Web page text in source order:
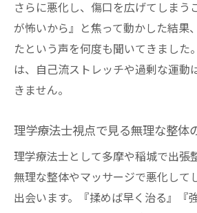
整体施術で変わる日常生活
稲城市の整体で実感するサ
四十肩・五十肩は関節包炎症
理学療法士と整体師が語る
稲城の整体で学ぶ正しい
四十肩五十肩を整体で悪
肩こり改善へ肩甲骨のロック
さらに悪化し、傷口を広げてしまう
が怖いから』と焦って動かした結果
たという声を何度も聞いてきました
は、自己流ストレッチや過剰な運動
きません。
理学療法士視点で見る無理な整体
理学療法士として多摩や稲城で出張
無理な整体やマッサージで悪化して
出会います。『揉めば早く治る』『